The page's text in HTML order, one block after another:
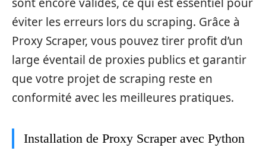
éviter les erreurs lors du scraping. Grâce à
Proxy Scraper, vous pouvez tirer profit d’un
large éventail de proxies publics et garantir
que votre projet de scraping reste en
conformité avec les meilleures pratiques.
Installation de Proxy Scraper avec Python